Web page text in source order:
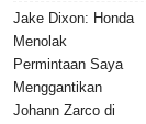
Jake Dixon: Honda
Menolak
Permintaan Saya
Menggantikan
Johann Zarco di